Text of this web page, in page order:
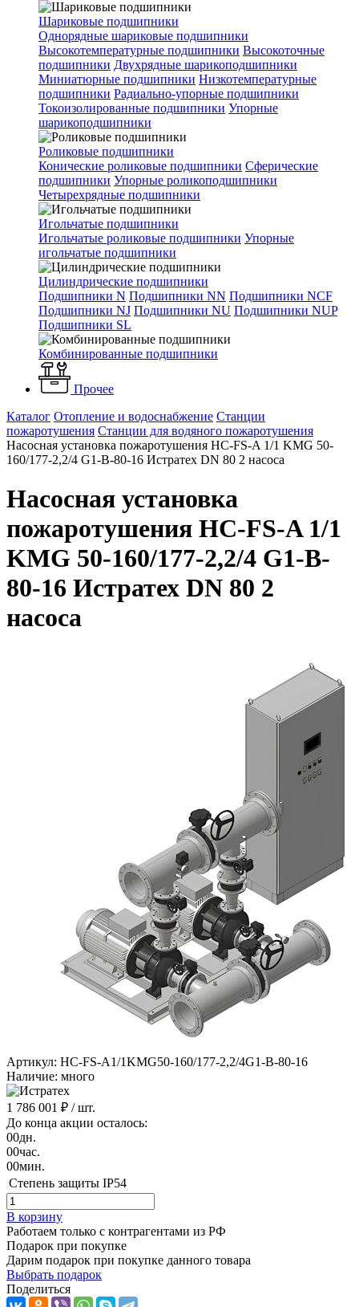
Шариковые подшипники
Однорядные шариковые подшипники
Высокотемпературные подшипники Высокоточные
подшипники Двухрядные шарикоподшипники
Миниатюрные подшипники Низкотемпературные
подшипники Радиально-упорные подшипники
Токоизолированные подшипники Упорные
шарикоподшипники
Роликовые подшипники
Конические роликовые подшипники Сферические
подшипники Упорные роликоподшипники
Четырехрядные подшипники
Игольчатые подшипники
Игольчатые роликовые подшипники Упорные
игольчатые подшипники
Цилиндрические подшипники
Подшипники N Подшипники NN Подшипники NCF
Подшипники NJ Подшипники NU Подшипники NUP
Подшипники SL
Комбинированные подшипники
Прочее
Каталог Отопление и водоснабжение Станции
пожаротушения Станции для водяного пожаротушения
Насосная установка пожаротушения HC-FS-A 1/1 KMG 50-
160/177-2,2/4 G1-B-80-16 Истратех DN 80 2 насоса
Насосная установка
пожаротушения HC-FS-A 1/1
KMG 50-160/177-2,2/4 G1-B-
80-16 Истратех DN 80 2
насоса
Артикул: HC-FS-A1/1KMG50-160/177-2,2/4G1-B-80-16
Наличие: много
1 786 001 ₽ / шт.
До конца акции осталось:
00дн.
00час.
00мин.
Степень защиты IP54
В корзину
Работаем только с контрагентами из РФ
Подарок при покупке
Дарим подарок при покупке данного товара
Выбрать подарок
Поделиться